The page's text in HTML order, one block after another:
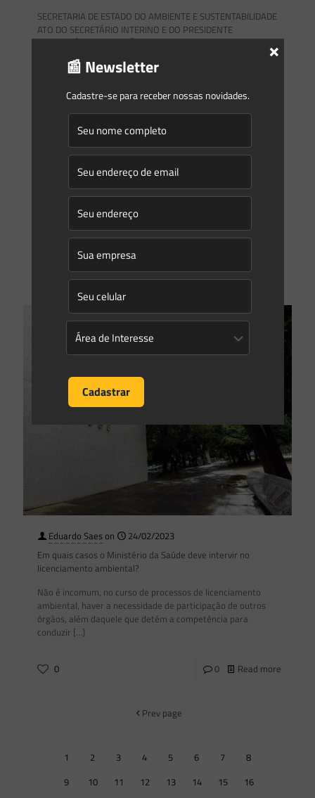
SECRETARIA DE ESTADO DO AMBIENTE E SUSTENTABILIDADE
ATO DO SECRETÁRIO INTERINO E DO PRESIDENTE
EMEXERCÍCIO RESOLUÇÃO CONJUNTA SEAS/INEA No 92, DE
28 DE FEVEREIRO DE 2023
0 Read more
Informativo 188Fevereiro/2023 Newsletter | Temas Gerais
Caros leitores, Nesta newsletter, destacamos os seguintes
temas: #Infrações AmbientaisNo artigo “Existem limites
abordamos[…]
0 Read more
Eduardo Saeson
24/02/2023
Em quais casos o Ministério da Saúde deve intervir no
licenciamento ambiental?
Não é incomum, no curso de processos de licenciamento
ambiental, haver a necessidade de participação de outros
órgãos, além daquele que detém a competência para
conduzir […]
0 0 Read more
Prev page
1 2 3 4 5 6 7
8
9
10 11 12 13 14 15
16
📰 Newsletter
Cadastre-se para receber nossas novidades.
×